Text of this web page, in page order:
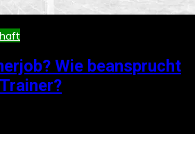
Wie beansprucht